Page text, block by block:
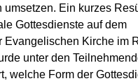
Ein kurzes
Gottesdienste auf dem
Evangelischen Kirche im
unter den
welche Form der